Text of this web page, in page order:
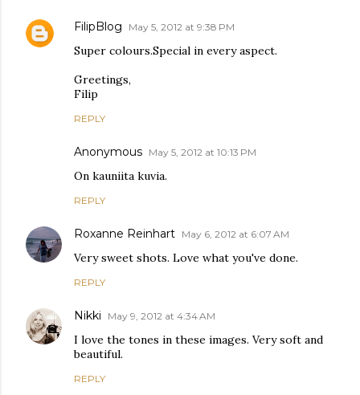
FilipBlog May 5, 2012 at 9:38 PM
Super colours.Special in every aspect.
Greetings,
Filip
REPLY
Anonymous May 5, 2012 at 10:13 PM
On kauniita kuvia.
REPLY
Roxanne Reinhart May 6, 2012 at 6:07 AM
Very sweet shots. Love what you've done.
REPLY
Nikki May 9, 2012 at 4:34 AM
I love the tones in these images. Very soft and
beautiful.
REPLY